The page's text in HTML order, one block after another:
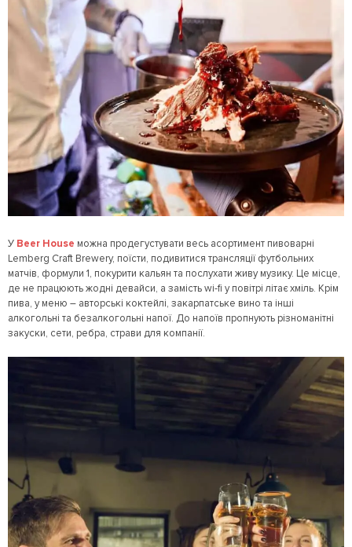
У Beer House можна продегустувати весь асортимент пивоварні
Lemberg Craft Brewery, поїсти, подивитися трансляції футбольних
матчів, формули 1, покурити кальян та послухати живу музику. Це місце,
де не працюють жодні девайси, а замість wi-fi у повітрі літає хміль. Крім
пива, у меню – авторські коктейлі, закарпатське вино та інші
алкогольні та безалкогольні напої. До напоїв пропнують різноманітні
закуски, сети, ребра, страви для компанії.